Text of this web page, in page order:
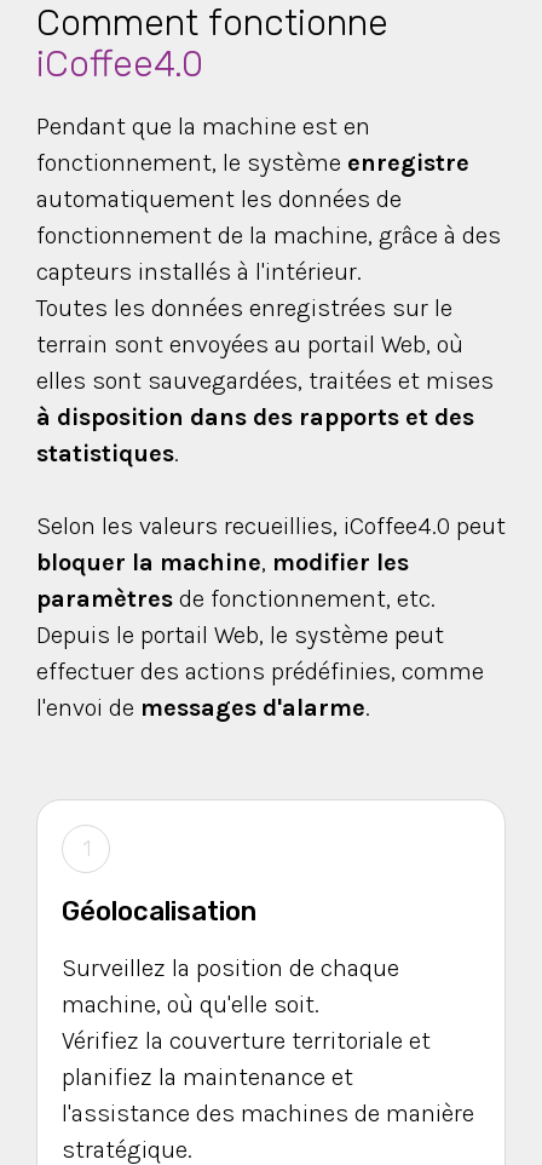
Comment fonctionne
iCoffee4.0
Pendant que la machine est en
fonctionnement, le système enregistre
automatiquement les données de
fonctionnement de la machine, grâce à des
capteurs installés à l'intérieur.
Toutes les données enregistrées sur le
terrain sont envoyées au portail Web, où
elles sont sauvegardées, traitées et mises
à disposition dans des rapports et des
statistiques.
Selon les valeurs recueillies, iCoffee4.0 peut
bloquer la machine, modifier les
paramètres de fonctionnement, etc.
Depuis le portail Web, le système peut
effectuer des actions prédéfinies, comme
l'envoi de messages d'alarme.
1
Géolocalisation
Surveillez la position de chaque
machine, où qu'elle soit.
Vérifiez la couverture territoriale et
planifiez la maintenance et
l'assistance des machines de manière
stratégique.